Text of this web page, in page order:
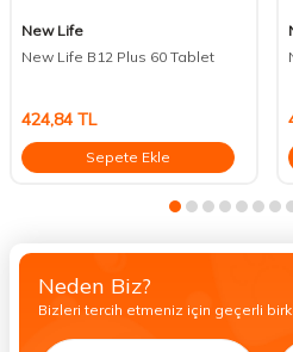
New Life
New Life B12 Plus 60 Tablet
424,84 TL
Sepete Ekle
Neden Biz?
Bizleri tercih etmeniz için geçerli